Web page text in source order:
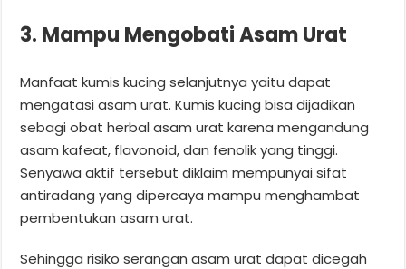
3. Mampu Mengobati Asam Urat
Manfaat kumis kucing selanjutnya yaitu dapat
mengatasi asam urat. Kumis kucing bisa dijadikan
sebagi obat herbal asam urat karena mengandung
asam kafeat, flavonoid, dan fenolik yang tinggi.
Senyawa aktif tersebut diklaim mempunyai sifat
antiradang yang dipercaya mampu menghambat
pembentukan asam urat.
Sehingga risiko serangan asam urat dapat dicegah